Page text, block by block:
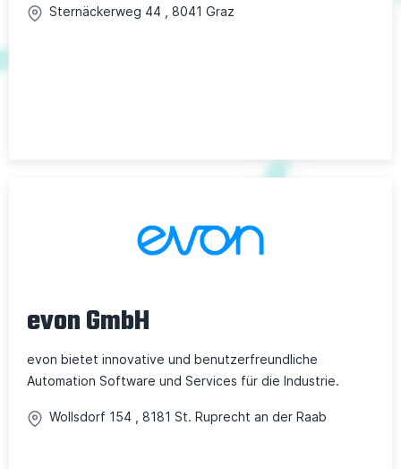
Sternäckerweg 44 8041 Graz
evon GmbH
evon bietet innovative und benutzerfreundliche
Automation Software und Services für die Industrie.
Wollsdorf 154 8181 St. Ruprecht an der Raab